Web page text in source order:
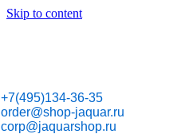
Skip to content
+7(495)134-36-35
order@shop-jaquar.ru
corp@jaquarshop.ru